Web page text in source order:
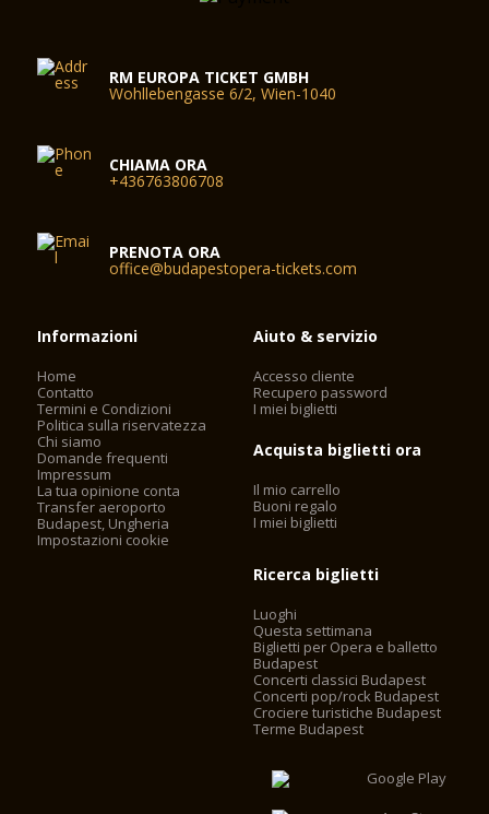
RM EUROPA TICKET GMBH
Wohllebengasse 6/2, Wien-1040
CHIAMA ORA
+436763806708
PRENOTA ORA
office@budapestopera-tickets.com
Informazioni
Home
Contatto
Termini e Condizioni
Politica sulla riservatezza
Chi siamo
Domande frequenti
Impressum
La tua opinione conta
Transfer aeroporto
Budapest, Ungheria
Impostazioni cookie
Aiuto & servizio
Accesso cliente
Recupero password
I miei biglietti
Acquista biglietti ora
Il mio carrello
Buoni regalo
I miei biglietti
Ricerca biglietti
Luoghi
Questa settimana
Biglietti per Opera e balletto
Budapest
Concerti classici Budapest
Concerti pop/rock Budapest
Crociere turistiche Budapest
Terme Budapest